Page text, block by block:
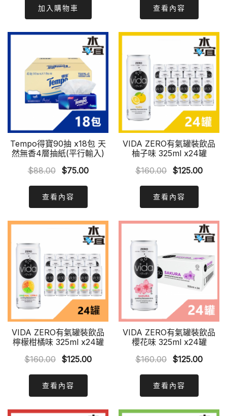
was:
$310.00.
加入購物車
was:
$49.00.
查看內容
Tempo得寶90抽 x18包 天
然無香4層抽紙(平行輸入)
$88.00
Original
was:
$88.00.
$75.00Current
查看內容
VIDA ZERO有氣罐裝飲品
柚子味 325ml x24罐
$160.00 Original
was:
$160.00.
$125.00
查看內容
VIDA ZERO有氣罐裝飲品
檸檬柑橘味 325ml x24罐
$160.00 Original
was:
$160.00.
$125.00Current
查看內容
VIDA ZERO有氣罐裝飲品
櫻花味 325ml x24罐
$160.00 Original
was:
$160.00.
$125.00
查看內容